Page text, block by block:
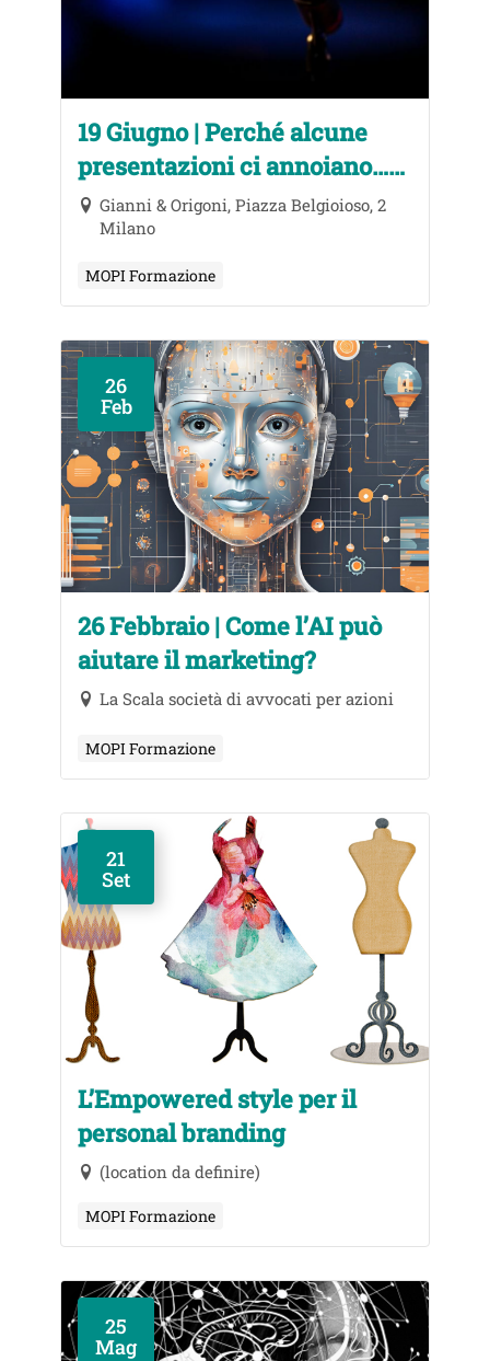
19 Giugno | Perché alcune
presentazioni ci annoiano…
mentre altre ci incantano?
Gianni & Origoni, Piazza Belgioioso, 2
Milano
MOPI Formazione
26
Feb
26 Febbraio | Come l’AI può
aiutare il marketing?
La Scala società di avvocati per azioni
MOPI Formazione
21
Set
L’Empowered style per il
personal branding
(location da definire)
MOPI Formazione
25
Mag